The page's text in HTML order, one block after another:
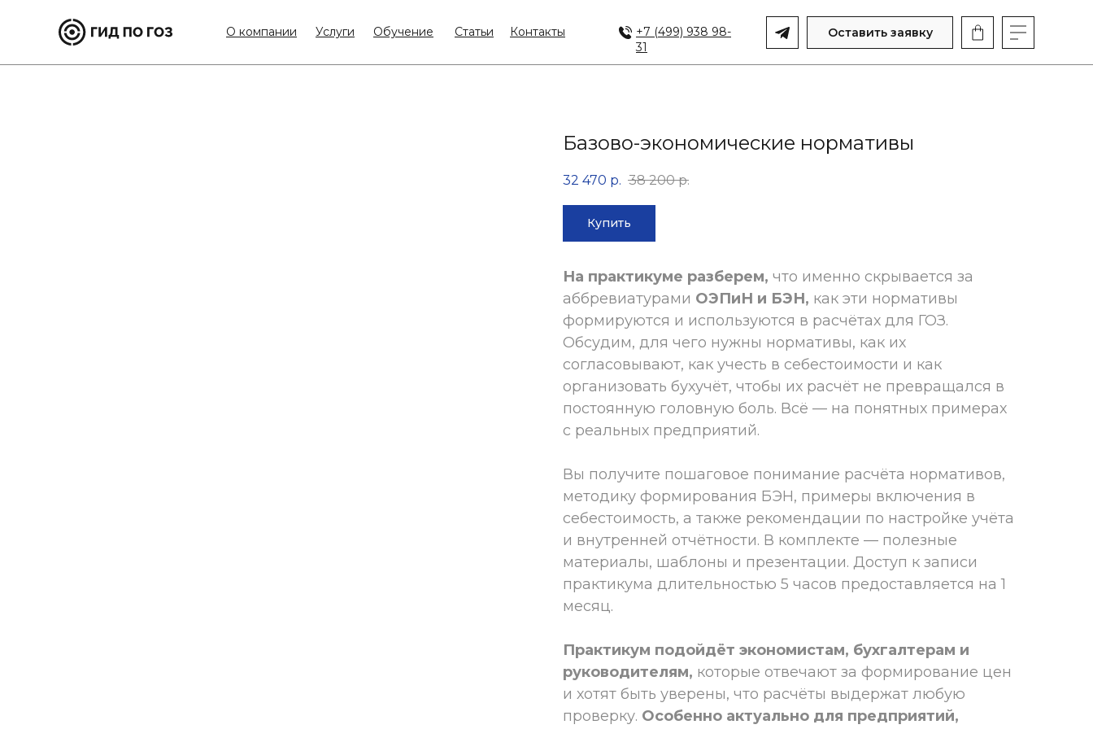
+7 (499) 938 98-
31
Оставить заявку
О компании Услуги Обучение Статьи Контакты
Базово-экономические нормативы
32 470 р. 38 200 р.
Купить
На практикуме разберем, что именно скрывается за
аббревиатурами ОЭПиН и БЭН, как эти нормативы
формируются и используются в расчётах для ГОЗ.
Обсудим, для чего нужны нормативы, как их
согласовывают, как учесть в себестоимости и как
организовать бухучёт, чтобы их расчёт не превращался в
постоянную головную боль. Всё — на понятных примерах
с реальных предприятий.
Вы получите пошаговое понимание расчёта нормативов,
методику формирования БЭН, примеры включения в
себестоимость, а также рекомендации по настройке учёта
и внутренней отчётности. В комплекте — полезные
материалы, шаблоны и презентации. Доступ к записи
практикума длительностью 5 часов предоставляется на 1
месяц.
Практикум подойдёт экономистам, бухгалтерам и
руководителям, которые отвечают за формирование цен
и хотят быть уверены, что расчёты выдержат любую
проверку. Особенно актуально для предприятий,